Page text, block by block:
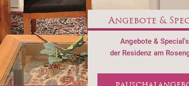
Angebote &
Angebote &
der Residenz am